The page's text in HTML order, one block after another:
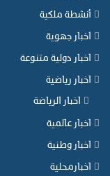
أنشطة ملكية
اخبار جهوية
اخبار دولية متنوعة
اخبار رياضية
اخبار الرياضة
اخبار عالمية
اخبار وطنية
اخبارمحلية